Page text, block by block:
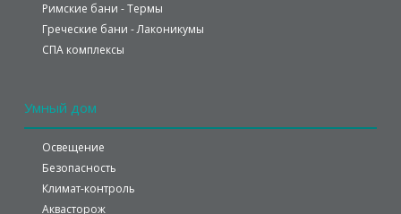
Римские бани - Термы
Греческие бани - Лаконикумы
СПА комплексы
Умный дом
Освещение
Безопасность
Климат-контроль
Аквасторож